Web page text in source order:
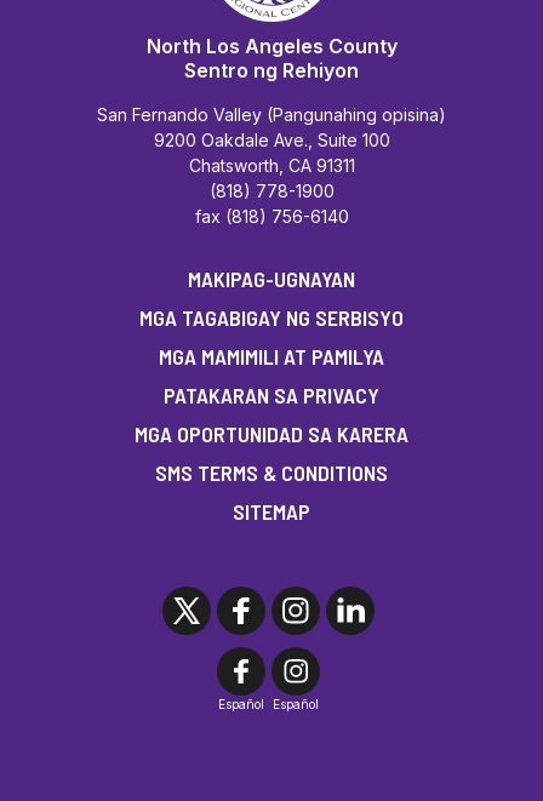
North Los Angeles County
Sentro ng Rehiyon
San Fernando Valley (Pangunahing opisina)
9200 Oakdale Ave., Suite 100
Chatsworth, CA 91311
(818) 778-1900
fax (818) 756-6140
MAKIPAG-UGNAYAN
MGA TAGABIGAY NG SERBISYO
MGA MAMIMILI AT PAMILYA
PATAKARAN SA PRIVACY
MGA OPORTUNIDAD SA KARERA
SMS TERMS & CONDITIONS
SITEMAP
Español Español